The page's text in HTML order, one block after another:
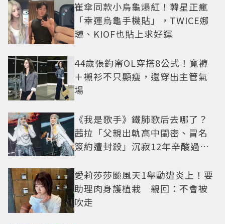
崔傘同款小烏龜爆紅！韓星正瘋
「幸運烏龜手機貼」，TWICE娜
璉、KIOF也貼上求好運
44歲張鈞甯OL穿搭8公式！寬褲
＋襯衫不只顯瘦，還穿出主管氣
場
《我是歌手》鐵肺歌后去哪了？
茜拉「父親出軌高中閨密、冒名
簽約遭封殺」沉寂12年辛酸過往
愛莉莎莎颱風天1舉動遭炎上！要
助理肉身護植栽 親回：不會被
吹走